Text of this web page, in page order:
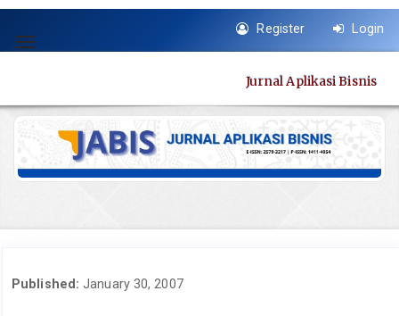
jump
to
Main
Navigation
Content
Sidebar
Toggle
Register Login
Jurnal Aplikasi Bisnis
Published:January 30, 2007